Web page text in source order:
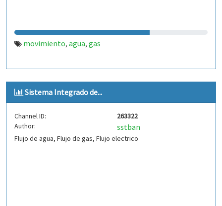
movimiento, agua, gas
Sistema Integrado de...
Channel ID:
263322
Author:
sstban
Flujo de agua, Flujo de gas, Flujo electrico